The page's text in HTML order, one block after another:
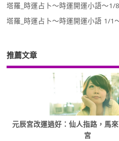
塔羅_時運占卜～時運開運小語～1/
塔羅_時運占卜～時運開運小語 1/1
推薦文章
元辰宮改運過好：仙人指路，馬來
宮